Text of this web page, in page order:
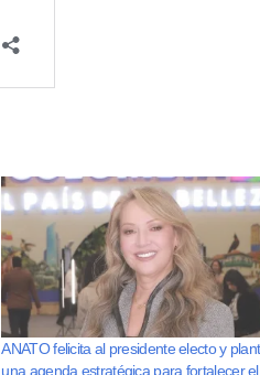
ANATO felicita al presidente electo y
una agenda estratégica para fortalecer el